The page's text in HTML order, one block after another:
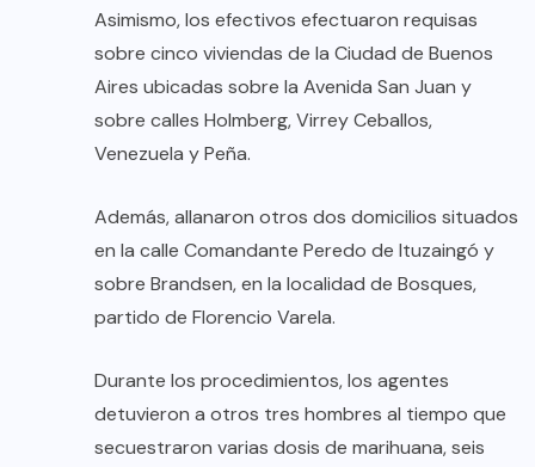
Asimismo, los efectivos efectuaron requisas
sobre cinco viviendas de la Ciudad de Buenos
Aires ubicadas sobre la Avenida San Juan y
sobre calles Holmberg, Virrey Ceballos,
Venezuela y Peña.
Además, allanaron otros dos domicilios situados
en la calle Comandante Peredo de Ituzaingó y
sobre Brandsen, en la localidad de Bosques,
partido de Florencio Varela.
Durante los procedimientos, los agentes
detuvieron a otros tres hombres al tiempo que
secuestraron varias dosis de marihuana, seis